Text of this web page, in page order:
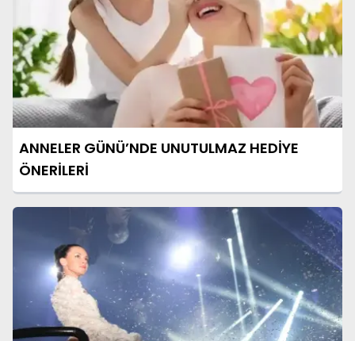
ANNELER GÜNÜ’NDE UNUTULMAZ HEDİYE
ÖNERİLERİ